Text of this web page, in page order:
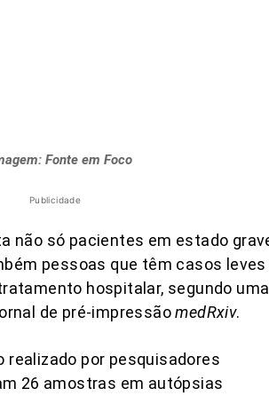
Fonte em Foco
Publicidade
não só pacientes em estado
pessoas que têm casos leves
hospitalar, segundo uma
de pré-impressãomedRxiv.
realizado por pesquisadores
26 amostras em autópsias